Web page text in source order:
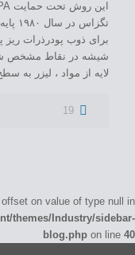
برای ذوب پودرذرات ریز
شیشه در نقاط مشخص
لایه از مواد ، لیزر به
19
on value of type null in
themes/Industry/sidebar-
blog.php on line 40